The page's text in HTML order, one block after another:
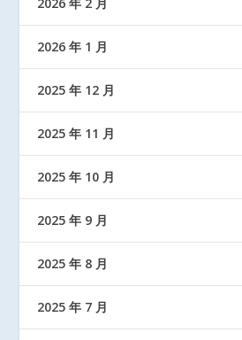
2026 年 1 月
2025 年 12 月
2025 年 11 月
2025 年 10 月
2025 年 9 月
2025 年 8 月
2025 年 7 月